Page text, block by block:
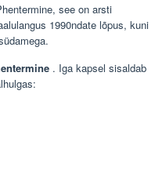
see on arsti
1990ndate lõpus, kuni
. Iga kapsel sisaldab